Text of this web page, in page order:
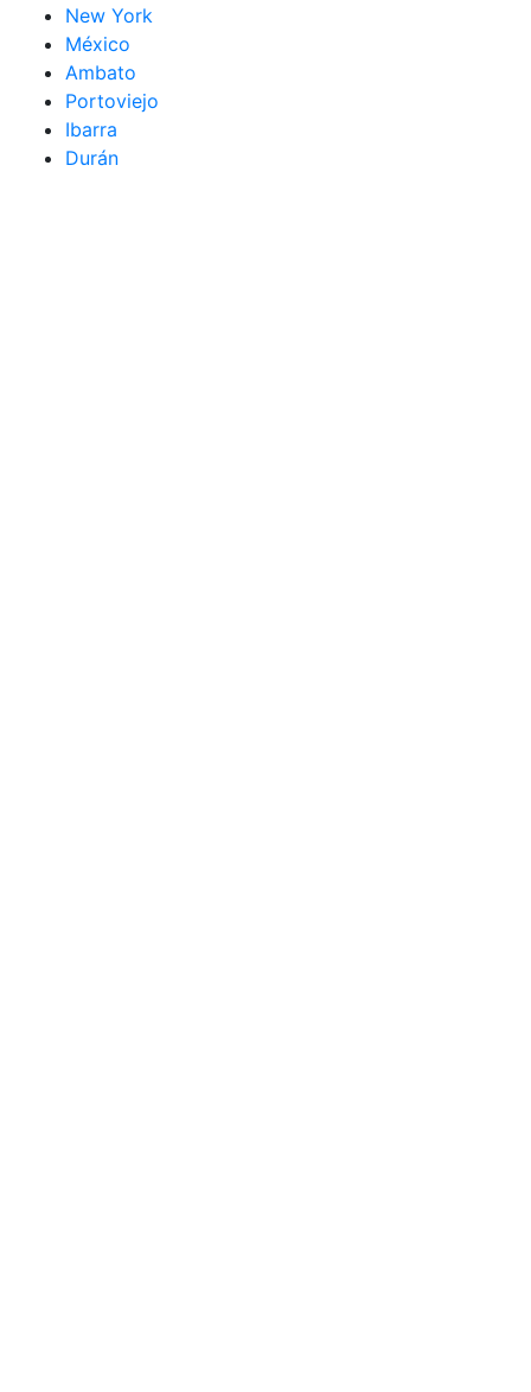
New York
México
Ambato
Portoviejo
Ibarra
Durán